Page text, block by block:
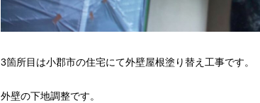
3箇所目は小郡市の住宅にて外壁屋根塗り替え工事です。
外壁の下地調整です。